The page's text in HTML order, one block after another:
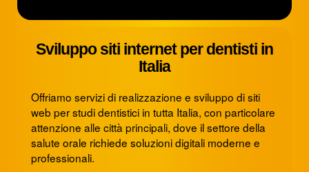
Sviluppo siti internet per dentisti in
Italia
Offriamo servizi di realizzazione e sviluppo di siti
web per studi dentistici in tutta Italia, con particolare
attenzione alle città principali, dove il settore della
salute orale richiede soluzioni digitali moderne e
professionali.